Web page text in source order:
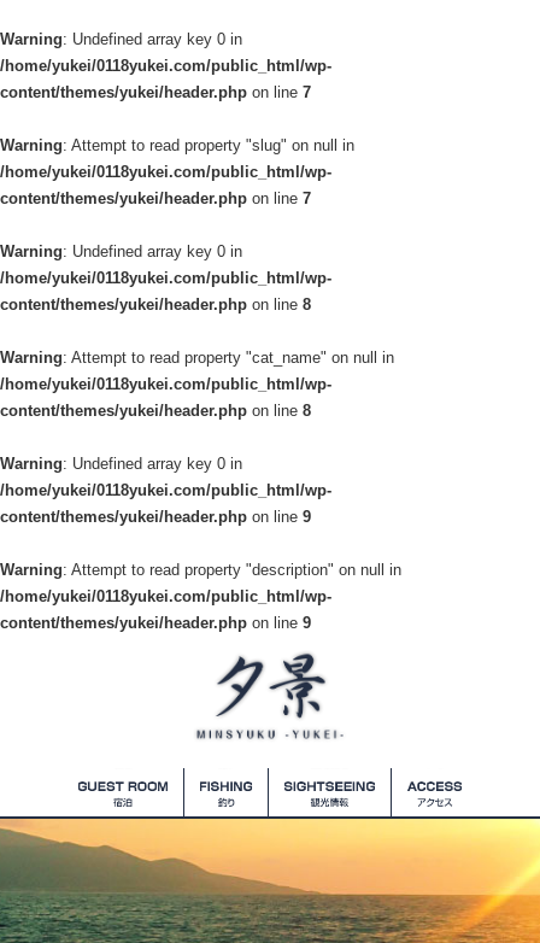
Warning: Undefined array key 0 in
/home/yukei/0118yukei.com/public_html/wp-
content/themes/yukei/header.php on line 7
Warning: Attempt to read property "slug" on null in
/home/yukei/0118yukei.com/public_html/wp-
content/themes/yukei/header.php on line 7
Warning: Undefined array key 0 in
/home/yukei/0118yukei.com/public_html/wp-
content/themes/yukei/header.php on line 8
Warning: Attempt to read property "cat_name" on null in
/home/yukei/0118yukei.com/public_html/wp-
content/themes/yukei/header.php on line 8
Warning: Undefined array key 0 in
/home/yukei/0118yukei.com/public_html/wp-
content/themes/yukei/header.php on line 9
Warning: Attempt to read property "description" on null in
/home/yukei/0118yukei.com/public_html/wp-
content/themes/yukei/header.php on line 9